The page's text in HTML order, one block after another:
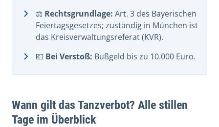
⚖️ Rechtsgrundlage: Art. 3 des Bayerischen
Feiertagsgesetzes; zuständig in München ist
das Kreisverwaltungsreferat (KVR).
💶 Bei Verstoß: Bußgeld bis zu 10.000 Euro.
Wann gilt das Tanzverbot? Alle stillen
Tage im Überblick